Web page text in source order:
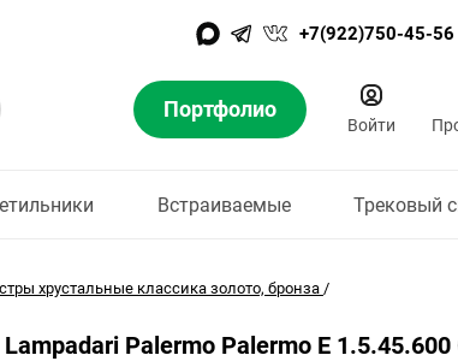
+7(922)750-45-56
Портфолио
Войти
Встраиваемые Трековый
хрустальные классика золото, бронза/
Palermo Palermo E 1.5.45.600